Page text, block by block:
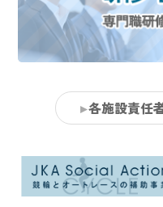
各施設責任